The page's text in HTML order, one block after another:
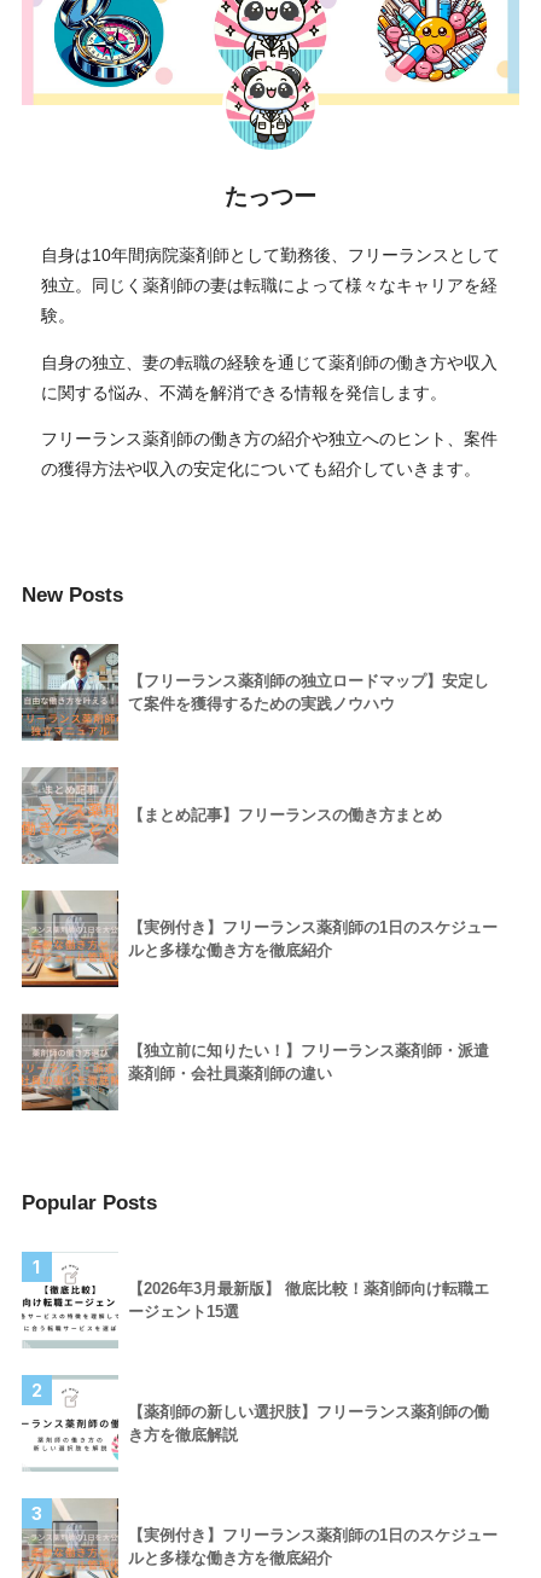
たっつー
自身は10年間病院薬剤師として勤務後、フリーランスとして
独立。同じく薬剤師の妻は転職によって様々なキャリアを経
験。
自身の独立、妻の転職の経験を通じて薬剤師の働き方や収入
に関する悩み、不満を解消できる情報を発信します。
フリーランス薬剤師の働き方の紹介や独立へのヒント、案件
の獲得方法や収入の安定化についても紹介していきます。
New Posts
【フリーランス薬剤師の独立ロードマップ】安定し
て案件を獲得するための実践ノウハウ
【まとめ記事】フリーランスの働き方まとめ
【実例付き】フリーランス薬剤師の1日のスケジュー
ルと多様な働き方を徹底紹介
【独立前に知りたい！】フリーランス薬剤師・派遣
薬剤師・会社員薬剤師の違い
Popular Posts
1
【2026年3月最新版】 徹底比較！薬剤師向け転職エ
ージェント15選
2
【薬剤師の新しい選択肢】フリーランス薬剤師の働
き方を徹底解説
3
【実例付き】フリーランス薬剤師の1日のスケジュー
ルと多様な働き方を徹底紹介